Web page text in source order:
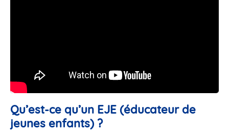
Qu’est-ce qu’un EJE (éducateur de
jeunes enfants) ?